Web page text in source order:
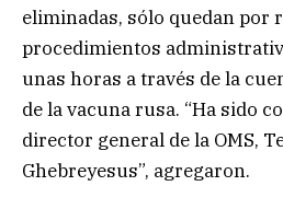
eliminadas, sólo quedan por
procedimientos
unas horas a través de la
de la vacuna rusa. “Ha sido
director general de la OMS,
Ghebreyesus”, agregaron.